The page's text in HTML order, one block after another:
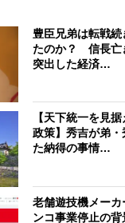
豊臣兄弟は転戦
たのか？ 信長亡
突出した経済…
【天下統一を見
政策】秀吉が弟
た納得の事情…
老舗遊技機メー
ンコ事業停止の